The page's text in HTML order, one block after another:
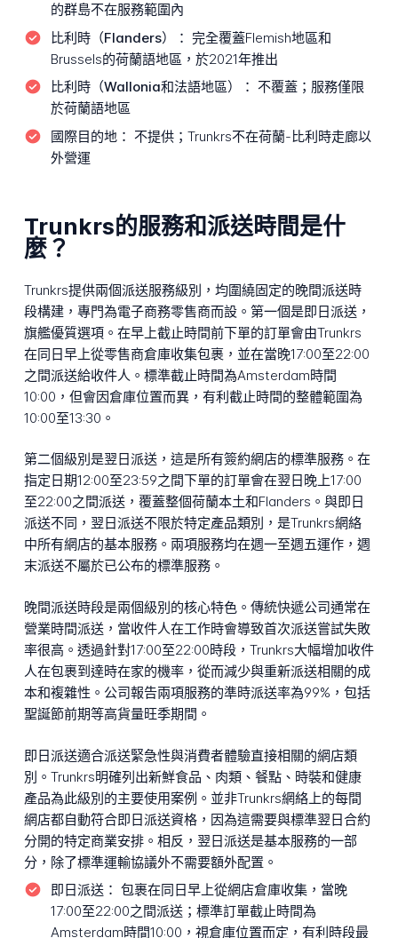
的群島不在服務範圍內
比利時（Flanders）： 完全覆蓋Flemish地區和
Brussels的荷蘭語地區，於2021年推出
比利時（Wallonia和法語地區）： 不覆蓋；服務僅限
於荷蘭語地區
國際目的地： 不提供；Trunkrs不在荷蘭-比利時走廊以
外營運
Trunkrs的服務和派送時間是什
麼？
Trunkrs提供兩個派送服務級別，均圍繞固定的晚間派送時
段構建，專門為電子商務零售商而設。第一個是即日派送，
旗艦優質選項。在早上截止時間前下單的訂單會由Trunkrs
在同日早上從零售商倉庫收集包裹，並在當晚17:00至22:00
之間派送給收件人。標準截止時間為Amsterdam時間
10:00，但會因倉庫位置而異，有利截止時間的整體範圍為
10:00至13:30。
第二個級別是翌日派送，這是所有簽約網店的標準服務。在
指定日期12:00至23:59之間下單的訂單會在翌日晚上17:00
至22:00之間派送，覆蓋整個荷蘭本土和Flanders。與即日
派送不同，翌日派送不限於特定產品類別，是Trunkrs網絡
中所有網店的基本服務。兩項服務均在週一至週五運作，週
末派送不屬於已公布的標準服務。
晚間派送時段是兩個級別的核心特色。傳統快遞公司通常在
營業時間派送，當收件人在工作時會導致首次派送嘗試失敗
率很高。透過針對17:00至22:00時段，Trunkrs大幅增加收件
人在包裹到達時在家的機率，從而減少與重新派送相關的成
本和複雜性。公司報告兩項服務的準時派送率為99%，包括
聖誕節前期等高貨量旺季期間。
即日派送適合派送緊急性與消費者體驗直接相關的網店類
別。Trunkrs明確列出新鮮食品、肉類、餐點、時裝和健康
產品為此級別的主要使用案例。並非Trunkrs網絡上的每間
網店都自動符合即日派送資格，因為這需要與標準翌日合約
分開的特定商業安排。相反，翌日派送是基本服務的一部
分，除了標準運輸協議外不需要額外配置。
即日派送： 包裹在同日早上從網店倉庫收集，當晚
17:00至22:00之間派送；標準訂單截止時間為
Amsterdam時間10:00，視倉庫位置而定，有利時段最